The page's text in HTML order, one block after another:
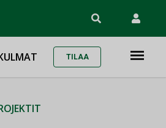
TILAA